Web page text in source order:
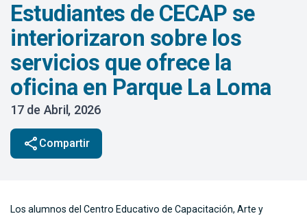
Estudiantes de CECAP se
interiorizaron sobre los
servicios que ofrece la
oficina en Parque La Loma
17 de Abril, 2026
share Compartir
Los alumnos del Centro Educativo de Capacitación, Arte y